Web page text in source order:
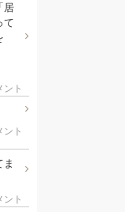
居
て
ント
ント
ント